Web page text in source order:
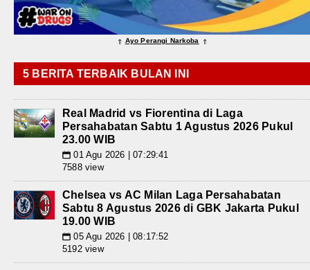
⇑ Ayo Perangi Narkoba ⇑
5 BERITA TERBAIK BULAN INI
Real Madrid vs Fiorentina di Laga
Persahabatan Sabtu 1 Agustus 2026 Pukul
23.00 WIB
📅 01 Agu 2026 | 07:29:41
7588 view
Chelsea vs AC Milan Laga Persahabatan
Sabtu 8 Agustus 2026 di GBK Jakarta Pukul
19.00 WIB
📅 05 Agu 2026 | 08:17:52
5192 view